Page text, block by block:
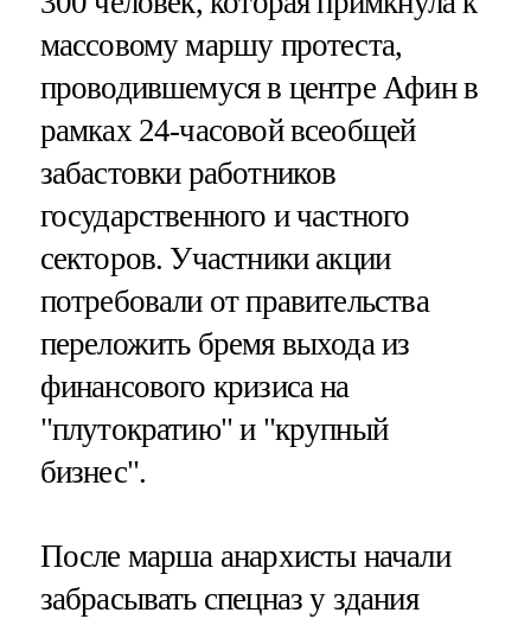
массовому маршу протеста,
проводившемуся в центре Афин в
рамках 24-часовой всеобщей
забастовки работников
государственного и частного
секторов. Участники акции
потребовали от правительства
переложить бремя выхода из
финансового кризиса на
"плутократию" и "крупный
бизнес".
После марша анархисты начали
забрасывать спецназ у здания